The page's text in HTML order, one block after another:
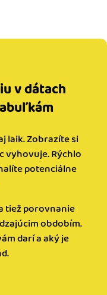
v dátach
laik. Zobrazíte si
vyhovuje. Rýchlo
potenciálne
tiež porovnanie
obdobím.
darí a aký je